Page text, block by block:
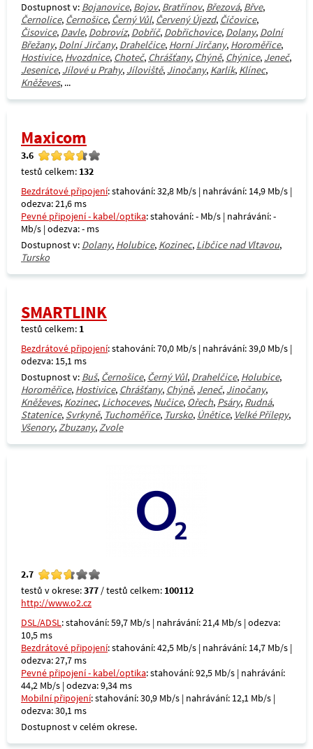
Dostupnost v: Bojanovice, Bojov, Bratřínov, Březová, Břve,
Černolice, Černošice, Černý Vůl, Červený Újezd, Číčovice,
Čisovice, Davle, Dobrovíz, Dobříč, Dobřichovice, Dolany, Dolní
Břežany, Dolní Jirčany, Drahelčice, Horní Jirčany, Horoměřice,
Hostivice, Hvozdnice, Choteč, Chrášťany, Chýně, Chýnice, Jeneč,
Jesenice, Jílové u Prahy, Jíloviště, Jinočany, Karlík, Klínec,
Kněževes, ...
Maxicom
3.6
testů celkem: 132
Bezdrátové připojení: stahování: 32,8 Mb/s | nahrávání: 14,9 Mb/s |
odezva: 21,6 ms
Pevné připojení - kabel/optika: stahování: - Mb/s | nahrávání: -
Mb/s | odezva: - ms
Dostupnost v: Dolany, Holubice, Kozinec, Libčice nad Vltavou,
Tursko
SMARTLINK
testů celkem: 1
Bezdrátové připojení: stahování: 70,0 Mb/s | nahrávání: 39,0 Mb/s |
odezva: 15,1 ms
Dostupnost v: Buš, Černošice, Černý Vůl, Drahelčice, Holubice,
Horoměřice, Hostivice, Chrášťany, Chýně, Jeneč, Jinočany,
Kněževes, Kozinec, Lichoceves, Nučice, Ořech, Psáry, Rudná,
Statenice, Svrkyně, Tuchoměřice, Tursko, Únětice, Velké Přílepy,
Všenory,Zbuzany,Zvole
2.7
testů v okrese:377 / testů celkem: 100112
http://www.o2.cz
DSL/ADSL: stahování: 59,7 Mb/s | nahrávání: 21,4 Mb/s | odezva:
10,5 ms
Bezdrátové připojení: stahování: 42,5 Mb/s | nahrávání: 14,7 Mb/s |
odezva: 27,7 ms
Pevné připojení - kabel/optika: stahování: 92,5 Mb/s | nahrávání:
44,2 Mb/s | odezva: 9,34 ms
Mobilní připojení: stahování: 30,9 Mb/s | nahrávání: 12,1 Mb/s |
odezva: 30,1 ms
Dostupnost v celém okrese.